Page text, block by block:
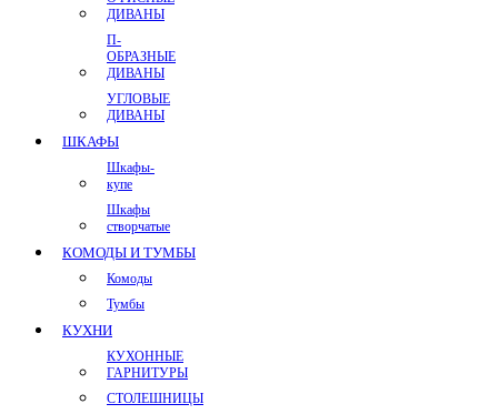
ДИВАНЫ
П-
ОБРАЗНЫЕ
ДИВАНЫ
УГЛОВЫЕ
ДИВАНЫ
ШКАФЫ
Шкафы-
купе
Шкафы
створчатые
КОМОДЫ И ТУМБЫ
Комоды
Тумбы
КУХНИ
КУХОННЫЕ
ГАРНИТУРЫ
СТОЛЕШНИЦЫ